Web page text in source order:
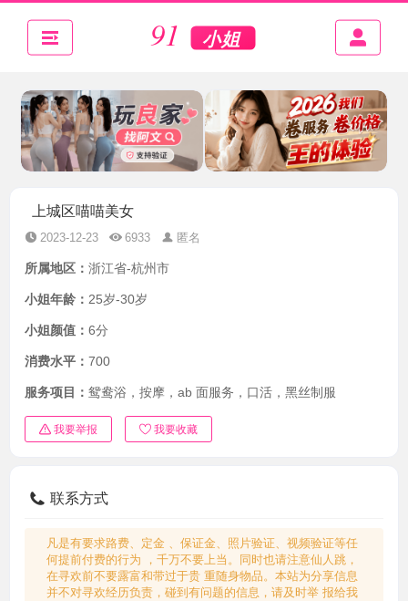
上城区喵喵美女
2023-12-23 6933 匿名
所属地区： 浙江省-杭州市
小姐年龄： 25岁-30岁
小姐颜值： 6分
消费水平： 700
服务项目： 鸳鸯浴，按摩，ab 面服务，口活，黑丝制服
我要举报 我要收藏
联系方式
凡是有要求路费、定金 、保证金、照片验证、视频验证等任
何提前付费的行为 ，千万不要上当。同时也请注意仙人跳，
在寻欢前不要露富和带过于贵 重随身物品。本站为分享信息
并不对寻欢经历负责，碰到有问题的信息，请及时举 报给我